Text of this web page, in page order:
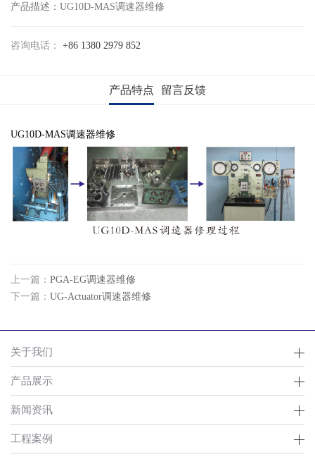
产品描述：UG10D-MAS调速器维修
咨询电话： +86 1380 2979 852
产品特点 留言反馈
UG10D-MAS调速器维修
上一篇： PGA-EG调速器维修
下一篇： UG-Actuator调速器维修
关于我们
产品展示
新闻资讯
工程案例